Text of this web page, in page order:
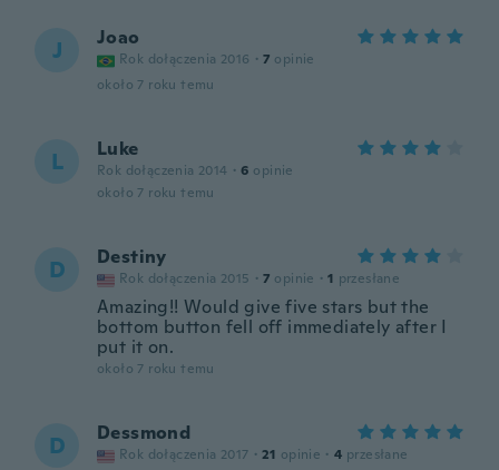
J Joao
Rok dołączenia 2016 · 7 opinie
około 7 roku temu
L Luke
Rok dołączenia 2014 · 6 opinie
około 7 roku temu
D Destiny
Rok dołączenia 2015 · 7 opinie · 1 przesłane
Amazing!! Would give five stars but the
bottom button fell off immediately after I
put it on.
około 7 roku temu
D Dessmond
Rok dołączenia 2017 · 21 opinie · 4 przesłane